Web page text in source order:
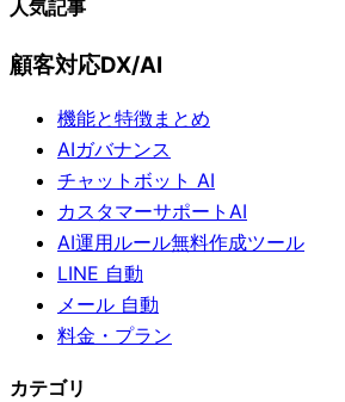
人気記事
顧客対応DX/AI
機能と特徴まとめ
AIガバナンス
チャットボット AI
カスタマーサポートAI
AI運用ルール無料作成ツール
LINE 自動
メール 自動
料金・プラン
カテゴリ